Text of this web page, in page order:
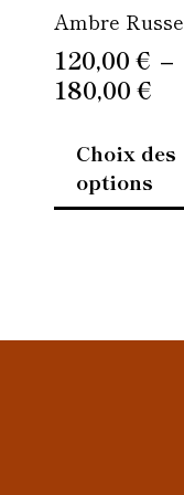
Ambre Russe
120,00€ –
180,00€
Choix des
options